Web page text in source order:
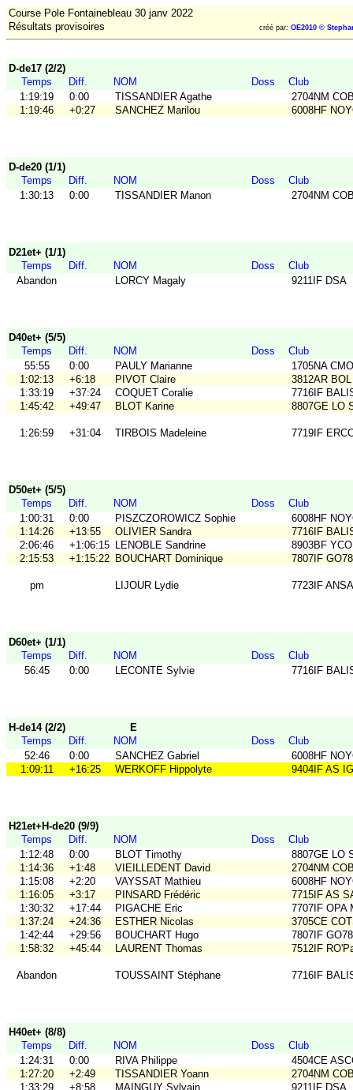
Course Pole Fontainebleau 30 janv 2022
Résultats provisoires
créé par: OE2010 ©
D-de17 (2/2)
Temps
Diff. NOM Doss
Club
1:19:19
0:00 TISSANDIER Agathe
2704NM
1:19:46
+0:27 SANCHEZ Marilou 6008HF
D-de20 (1/1)
Temps
Diff. NOM Doss
Club
1:30:13
0:00 TISSANDIER Manon 2704NM
D21et+ (1/1)
Temps
Diff. NOM Doss
Club
Abandon
LORCY Magaly 9211IF DSA
D40et+ (5/5)
Temps
Diff. NOM Doss
Club
55:55
0:00 PAULY Marianne
1705NA CMO
1:02:13
+6:18 PIVOT Claire
3812AR
1:33:19
+37:24 COQUET Coralie
7716IF
1:45:42
+49:47 BLOT Karine 8807GE LO
1:26:59 +31:04 TIRBOIS Madeleine 7719IF
D50et+ (5/5)
Temps
Diff. NOM Doss
Club
1:00:31
0:00 PISZCZOROWICZ Sophie
6008HF
1:14:26
+13:55 OLIVIER Sandra
7716IF
2:06:46
+1:06:15 LENOBLE Sandrine
8903BF
2:15:53
+1:15:22 BOUCHART Dominique 7807IF GO78
pm LIJOUR Lydie 7723IF ANSA
D60et+ (1/1)
Temps
Diff. NOM Doss
Club
56:45
0:00 LECONTE Sylvie 7716IF
H-de14 (2/2)
E
Temps
Diff. NOM Doss
Club
52:46
0:00 SANCHEZ Gabriel
6008HF
1:09:11
+16:25 WERKOFF Hippolyte 9404IF AS
H21et+H-de20 (9/9)
Temps
Diff. NOM Doss
Club
1:12:48
0:00 BLOT Timothy
8807GE LO
1:14:36
+1:48 VIEILLEDENT David
2704NM
1:15:08
+2:20 VAYSSAT Mathieu
6008HF
1:16:05
+3:17 PINSARD Frédéric
7715IF AS
1:30:32
+17:44 PIGACHE Eric
7707IF OPA
1:37:24
+24:36 ESTHER Nicolas
3705CE
1:42:44
+29:56 BOUCHART Hugo
7807IF GO78
1:58:32
+45:44 LAURENT Thomas 7512IF
Abandon TOUSSAINT Stéphane 7716IF
H40et+ (8/8)
Temps
Diff. NOM Doss
Club
1:24:31
0:00 RIVA Philippe
4504CE
1:27:20
+2:49 TISSANDIER Yoann
2704NM
1:33:29
+8:58 MAINGUY Sylvain
9211IF DSA